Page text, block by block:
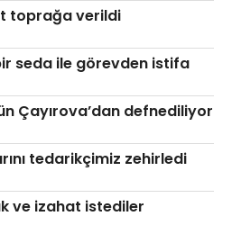
toprağa verildi
seda ile görevden istifa
Çayırova’dan defnediliyor
tedarikçimiz zehirledi
ve izahat istediler